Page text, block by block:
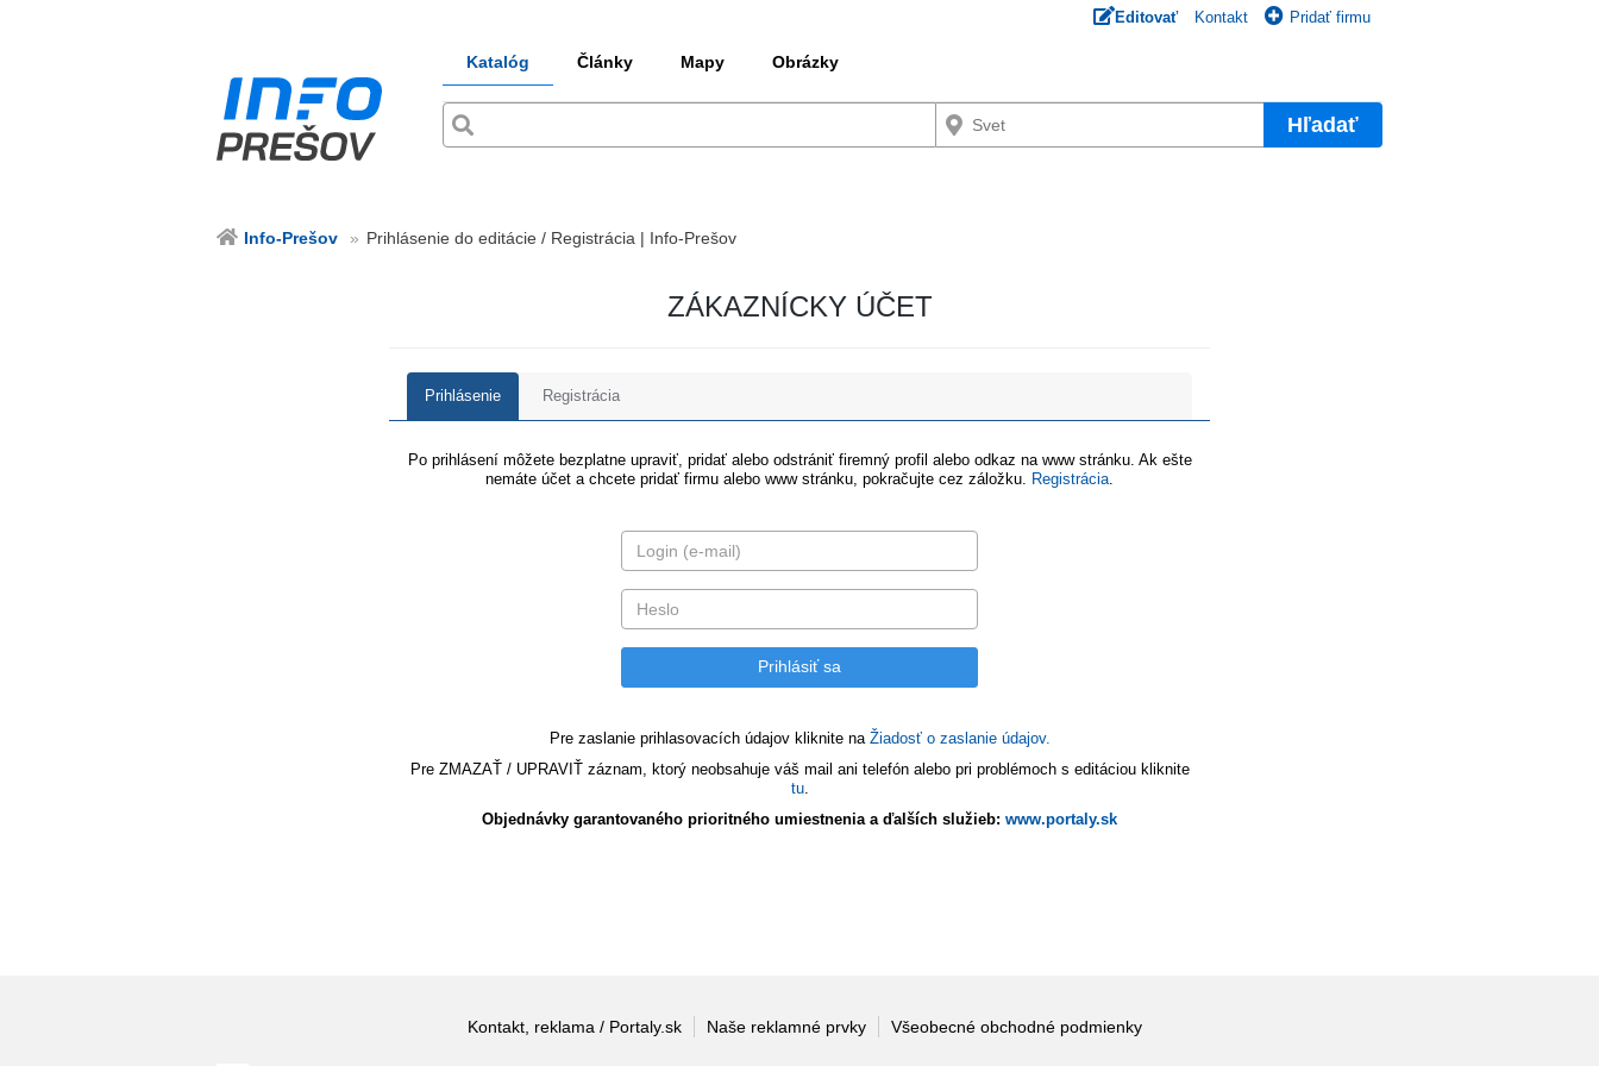
Editovať Kontakt Pridať firmu
Katalóg Články Mapy Obrázky
Hľadať
Info-Prešov Prihlásenie do editácie / Registrácia | Info-Prešov
ZÁKAZNÍCKY ÚČET
Prihlásenie Registrácia
Po prihlásení môžete bezplatne upraviť, pridať alebo odstrániť firemný profil alebo odkaz na www stránku. Ak ešte
nemáte účet a chcete pridať firmu alebo www stránku, pokračujte cez záložku.
Registrácia
Pre zaslanie prihlasovacích údajov kliknite na Žiadosť o zaslanie údajov.
Pre ZMAZAŤ / UPRAVIŤ záznam, ktorý neobsahuje váš mail ani telefón alebo pri problémoch s editáciou kliknite
tu.
Objednávky garantovaného prioritného umiestnenia a ďalších služieb: www.portaly.sk
Kontakt, reklama / Portaly.sk Naše reklamné prvky Všeobecné obchodné podmienky